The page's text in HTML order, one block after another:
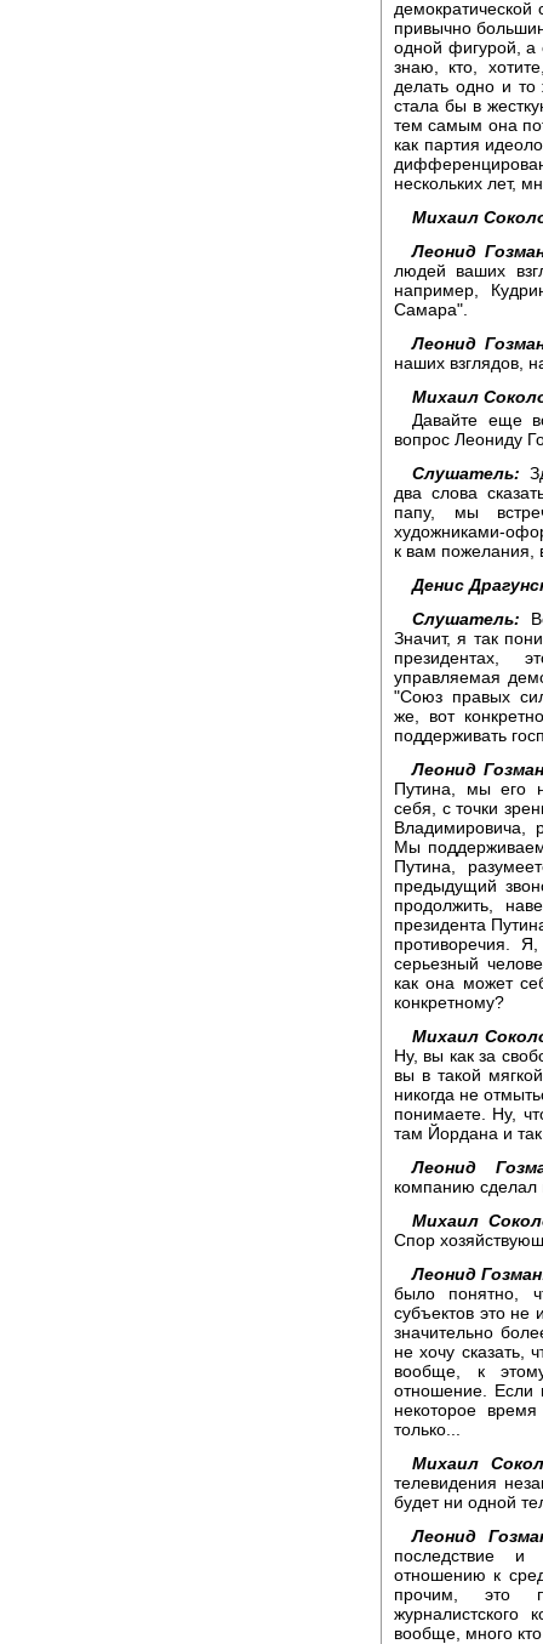
привычно
одной фигурой, а
знаю, кто,
делать одно и
стала бы в
тем самым она
как партия
нескольких лет,
Михаил
Леонид
людей ваших
например,
Самара".
Леонид
наших взглядов,
Михаил
Давайте еще
вопрос Леониду
Слушатель:
два слова
папу, мы
художниками-
к вам
Денис
Слушатель:
Значит, я так
президентах,
управляемая
"Союз правых
же, вот
поддерживать
Леонид
Путина, мы его
себя, с точки
Владимировича,
Мы
Путина,
предыдущий
продолжить,
президента
противоречия.
серьезный
как она может
конкретному?
Михаил
Ну, вы как за
вы в такой
никогда не
понимаете. Ну,
там Йордана и
Леонид
компанию сделал
Михаил
Спор
Леонид
было понятно,
субъектов это
значительно
не хочу
вообще, к
отношение. Если
некоторое
только...
Михаил
телевидения
будет ни одной
Леонид
последствие и
отношению к
прочим, это
журналистского
вообще, много